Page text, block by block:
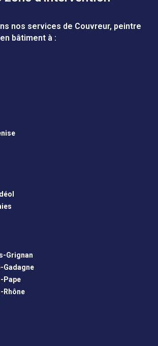
nos services de Couvreur, peintre
bâtiment à :
Grignan
Gadagne
Pape
Rhône